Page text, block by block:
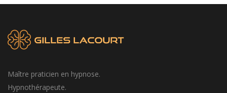
Maître praticien en hypnose.
Hypnothérapeute.